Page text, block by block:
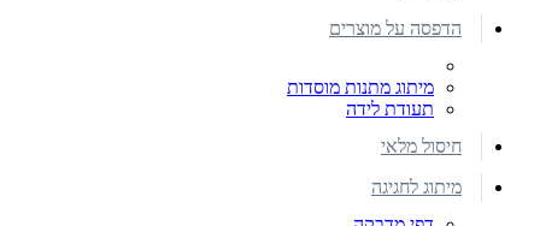
הדפסה על מוצרים
מיתוג מתנות מוסדות
תעודת לידה
חיסול מלאי
מיתוג לחגיגה